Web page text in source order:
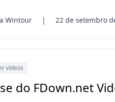
Wintour | 22 de setembro
vídeos
do FDown.net